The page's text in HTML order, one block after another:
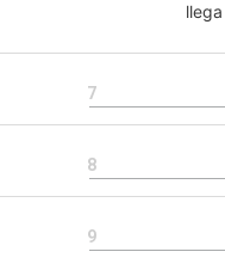
llega
7
8
9